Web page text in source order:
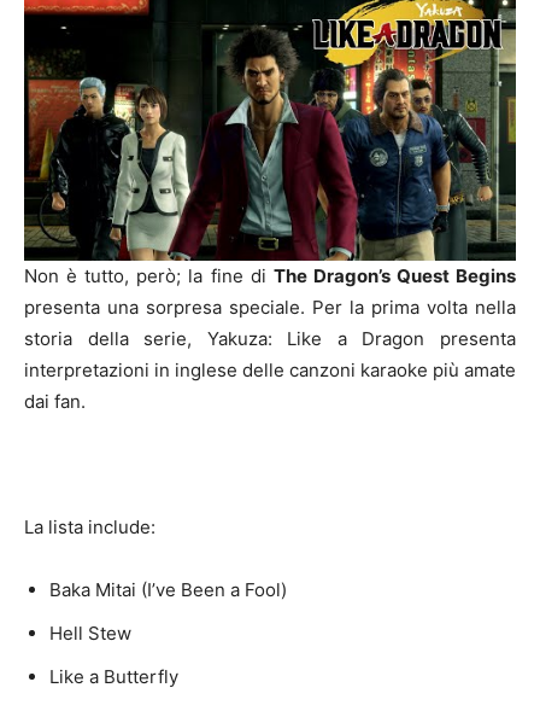
Non è tutto, però; la fine di The Dragon’s Quest Begins
presenta una sorpresa speciale. Per la prima volta nella
storia della serie, Yakuza: Like a Dragon presenta
interpretazioni in inglese delle canzoni karaoke più amate
dai fan.
La lista include:
Baka Mitai (I’ve Been a Fool)
Hell Stew
Like a Butterfly